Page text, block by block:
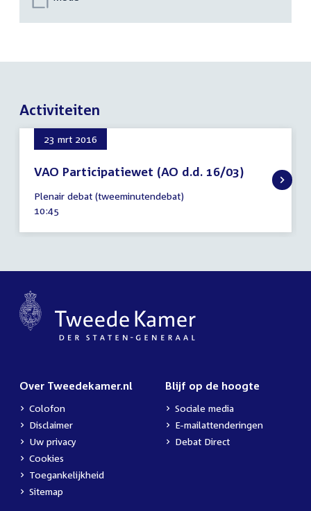
Activiteiten
23 mrt 2016
VAO Participatiewet (AO d.d. 16/03)
maart
2016
Plenair debat (tweeminutendebat)
Tijd
10:45
Over Tweedekamer.nl
Colofon
Disclaimer
Uw privacy
Cookies
Toegankelijkheid
Sitemap
Blijf op de hoogte
Sociale media
E-mailattenderingen
Debat Direct